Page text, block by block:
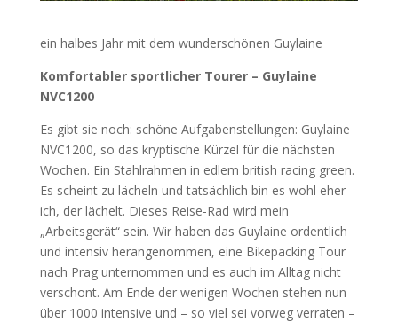
ein halbes Jahr mit dem wunderschönen Guylaine
Komfortabler sportlicher Tourer – Guylaine
NVC1200
Es gibt sie noch: schöne Aufgabenstellungen: Guylaine
NVC1200, so das kryptische Kürzel für die nächsten
Wochen. Ein Stahlrahmen in edlem british racing green.
Es scheint zu lächeln und tatsächlich bin es wohl eher
ich, der lächelt. Dieses Reise-Rad wird mein
„Arbeitsgerät“ sein. Wir haben das Guylaine ordentlich
und intensiv herangenommen, eine Bikepacking Tour
nach Prag unternommen und es auch im Alltag nicht
verschont. Am Ende der wenigen Wochen stehen nun
über 1000 intensive und – so viel sei vorweg verraten –